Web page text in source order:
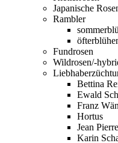
Japanische
Rambler
Fundrosen
Wildrosen/-
Bettina
Ewald
Franz
Hortus
Jean
Karin